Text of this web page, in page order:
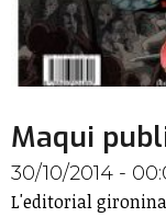
Maqui
30/10/2014 -
L'editorial